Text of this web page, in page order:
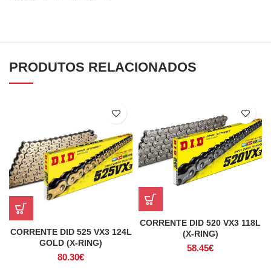
PRODUTOS RELACIONADOS
CORRENTE DID 525 VX3 124L
GOLD (X-RING)
80.30€
CORRENTE DID 520 VX3 118L
(X-RING)
58.45€